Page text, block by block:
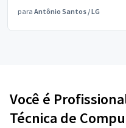
para Antônio Santos /LG
Você é
Técnica de